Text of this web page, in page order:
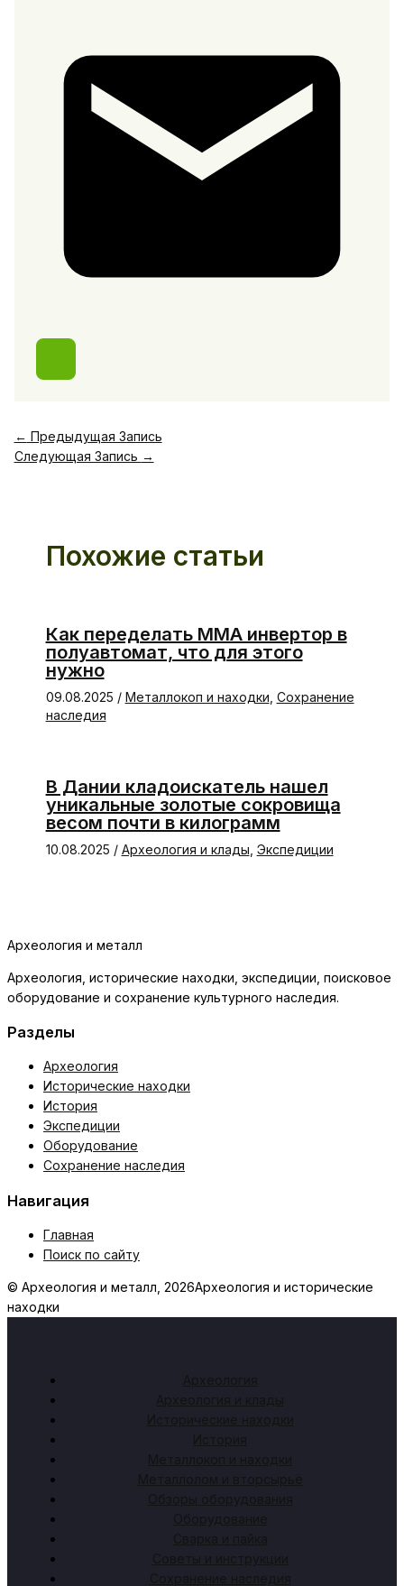
← Предыдущая Запись
Следующая Запись →
Похожие статьи
Как переделать ММА инвертор в
полуавтомат, что для этого
нужно
09.08.2025 / Металлокоп и находки Сохранение
наследия
В Дании кладоискатель нашел
уникальные золотые сокровища
весом почти в килограмм
10.08.2025 / Археология и клады Экспедиции
Археология и металл
Археология, исторические находки, экспедиции, поисковое
оборудование и сохранение культурного наследия.
Разделы
Археология
Исторические находки
История
Экспедиции
Оборудование
Сохранение наследия
Навигация
Главная
Поиск по сайту
© Археология и металл, 2026Археология и исторические
находки
Археология
Археология и клады
Исторические находки
История
Металлокоп и находки
Металлолом и вторсырьё
Обзоры оборудования
Оборудование
Сварка и пайка
Советы и инструкции
Сохранение наследия